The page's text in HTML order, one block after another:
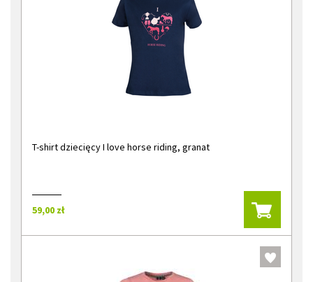
T-shirt dziecięcy I love horse riding, granat
59,00 zł